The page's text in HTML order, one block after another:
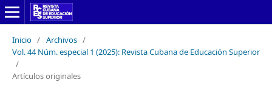
Inicio / Archivos /
Vol. 44 Núm. especial 1 (2025): Revista Cubana de Educación Superior
/
Artículos originales